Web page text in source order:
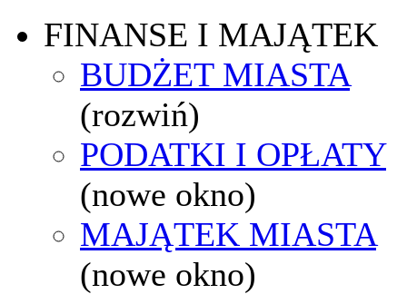
FINANSE I MAJĄTEK
BUDŻET MIASTA
(rozwiń)
PODATKI I OPŁATY
(nowe okno)
MAJĄTEK MIASTA
(nowe okno)